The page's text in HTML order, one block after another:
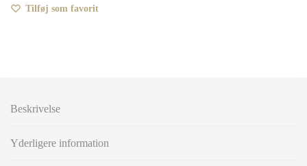
Tilføj som favorit
Beskrivelse
Yderligere information